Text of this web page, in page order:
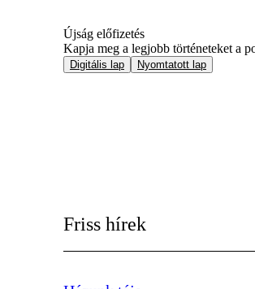
Újság előfizetés
Kapja meg a legjobb történeteket a
Digitális lap Nyomtatott lap
Friss hírek